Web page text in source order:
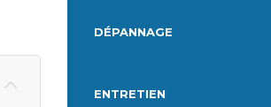
DÉPANNAGE
ENTRETIEN